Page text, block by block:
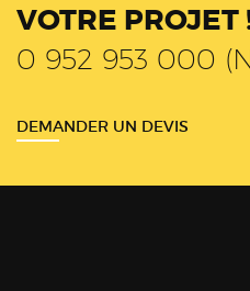
VOTRE PROJET
0 952 953 000
DEMANDER UN DEVIS